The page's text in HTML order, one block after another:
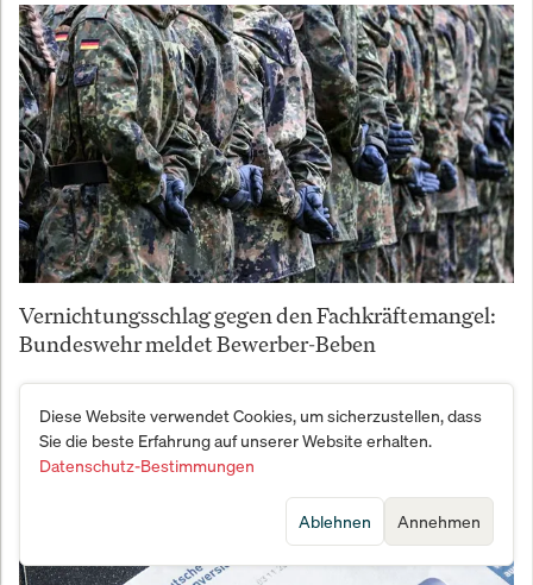
Vernichtungsschlag gegen den Fachkräftemangel:
Bundeswehr meldet Bewerber-Beben
Diese Website verwendet Cookies, um sicherzustellen, dass
Sie die beste Erfahrung auf unserer Website erhalten.
Datenschutz-Bestimmungen
Annehmen
Ablehnen